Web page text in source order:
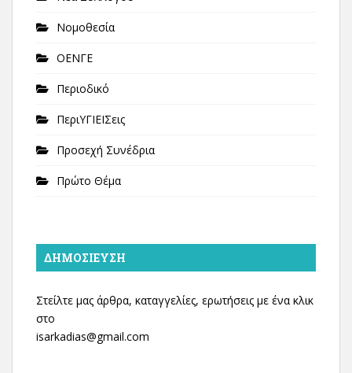
Νομοθεσία
ΟΕΝΓΕ
Περιοδικό
ΠεριΥΓΙΕΙΣεις
Προσεχή Συνέδρια
Πρώτο Θέμα
ΔΗΜΟΣΊΕΥΣΗ
Στείλτε μας άρθρα, καταγγελίες, ερωτήσεις με ένα κλικ
στο
isarkadias@gmail.com